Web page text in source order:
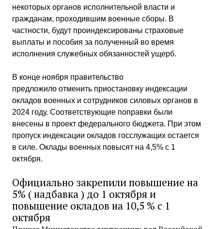
некоторых органов исполнительной власти и
гражданам, проходившим военные сборы. В
частности, будут проиндексированы страховые
выплаты и пособия за полученный во время
исполнения служебных обязанностей ущерб.
В конце ноября правительство
предложило отменить приостановку индексации
окладов военных и сотрудников силовых органов в
2024 году. Соответствующие поправки были
внесены в проект федерального бюджета. При этом
пропуск индексации окладов госслужащих остается
в силе. Оклады военных повысят на 4,5% с 1
октября.
Официально закрепили повышение на
5% ( надбавка ) до 1 октября и
повышение окладов на 10,5 % с 1
октября